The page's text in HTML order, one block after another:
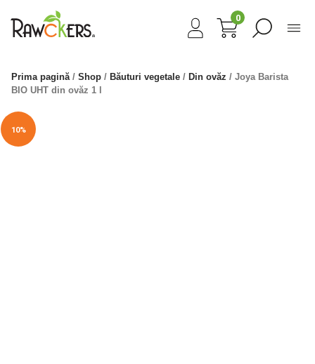
0
Prima pagină/ Shop / Băuturi vegetale / Din ovăz / Joya Barista
BIO UHT din ovăz 1 l
10%